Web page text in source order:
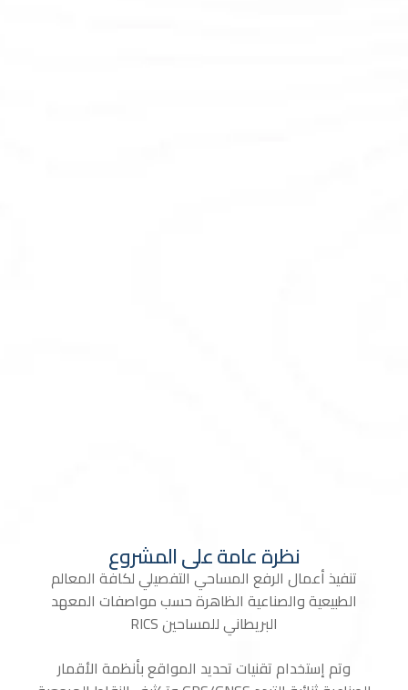
نظرةعامةعلىالمشروع
تنفيذ أعمال الرفع المساحي التفصيلي لكافة المعالم
الطبيعية والصناعية الظاهرة حسب مواصفات المعهد
البريطاني للمساحين RICS
وتم إستخدام تقنيات تحديد المواقع بأنظمة الأقمار